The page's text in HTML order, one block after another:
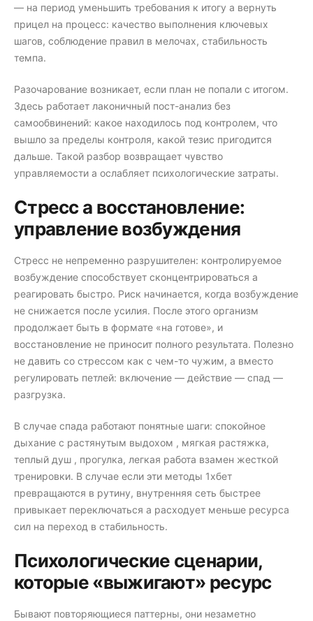
— на период уменьшить требования к итогу а вернуть
прицел на процесс: качество выполнения ключевых
шагов, соблюдение правил в мелочах, стабильность
темпа.
Разочарование возникает, если план не попали с итогом.
Здесь работает лаконичный пост-анализ без
самообвинений: какое находилось под контролем, что
вышло за пределы контроля, какой тезис пригодится
дальше. Такой разбор возвращает чувство
управляемости а ослабляет психологические затраты.
Стресс а восстановление:
управление возбуждения
Стресс не непременно разрушителен: контролируемое
возбуждение способствует сконцентрироваться а
реагировать быстро. Риск начинается, когда возбуждение
не снижается после усилия. После этого организм
продолжает быть в формате «на готове», и
восстановление не приносит полного результата. Полезно
не давить со стрессом как с чем-то чужим, а вместо
регулировать петлей: включение — действие — спад —
разгрузка.
В случае спада работают понятные шаги: спокойное
дыхание с растянутым выдохом , мягкая растяжка,
теплый душ , прогулка, легкая работа взамен жесткой
тренировки. В случае если эти методы 1хбет
превращаются в рутину, внутренняя сеть быстрее
привыкает переключаться а расходует меньше ресурса
сил на переход в стабильность.
Психологические сценарии,
которые «выжигают» ресурс
Бывают повторяющиеся паттерны, они незаметно